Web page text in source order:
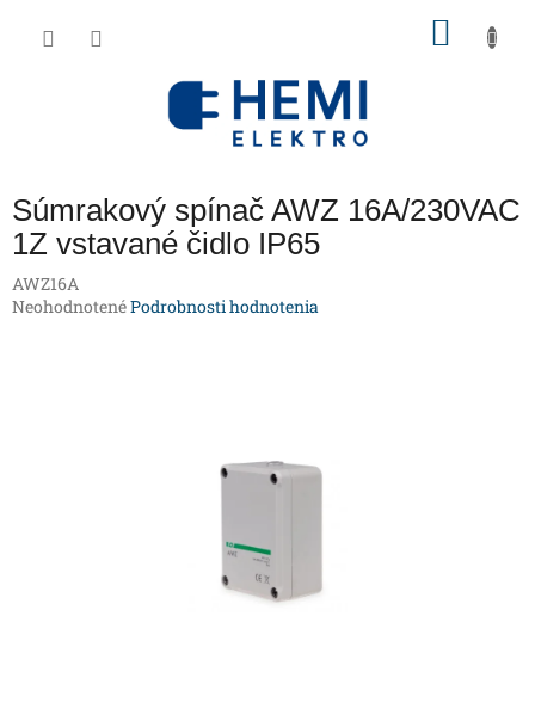
Súmrakový spínač AWZ 16A/230VAC
1Z vstavané čidlo IP65
AWZ16A
Priemerné
NeohodnotenéPodrobnosti hodnotenia